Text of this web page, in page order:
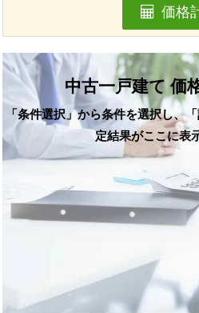
価格
中古一戸建て 価
「条件選択」から条件を選択し、
定結果がここに表